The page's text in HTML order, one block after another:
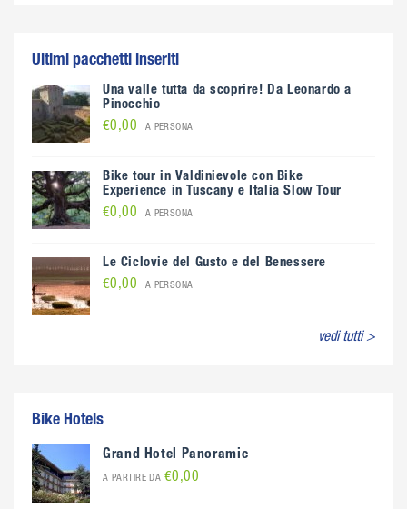
Ultimi pacchetti inseriti
Una valle tutta da scoprire! Da Leonardo a
Pinocchio
€0,00 A PERSONA
Bike tour in Valdinievole con Bike
Experience in Tuscany e Italia Slow Tour
€0,00 A PERSONA
Le Ciclovie del Gusto e del Benessere
€0,00 A PERSONA
vedi tutti >
Bike Hotels
Grand Hotel Panoramic
A PARTIRE DA €0,00